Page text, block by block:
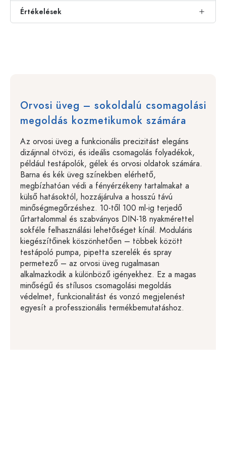
Értékelések
Orvosi üveg – sokoldalú csomagolási
megoldás kozmetikumok számára
Az orvosi üveg a funkcionális precizitást elegáns
dizájnnal ötvözi, és ideális csomagolás folyadékok,
például testápolók, gélek és orvosi oldatok számára.
Barna és kék üveg színekben elérhető,
megbízhatóan védi a fényérzékeny tartalmakat a
külső hatásoktól, hozzájárulva a hosszú távú
minőségmegőrzéshez. 10-től 100 ml-ig terjedő
űrtartalommal és szabványos DIN-18 nyakmérettel
sokféle felhasználási lehetőséget kínál. Moduláris
kiegészítőinek köszönhetően – többek között
testápoló pumpa, pipetta szerelék és spray
permetező – az orvosi üveg rugalmasan
alkalmazkodik a különböző igényekhez. Ez a magas
minőségű és stílusos csomagolási megoldás
védelmet, funkcionalitást és vonzó megjelenést
egyesít a professzionális termékbemutatáshoz.